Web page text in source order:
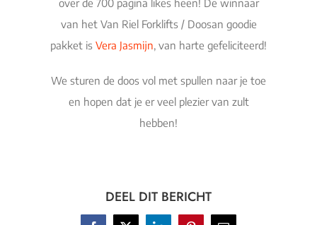
over de 700 pagina likes heen! De winnaar
van het Van Riel Forklifts / Doosan goodie
pakket is Vera Jasmijn, van harte gefeliciteerd!
We sturen de doos vol met spullen naar je toe
en hopen dat je er veel plezier van zult
hebben!
DEEL DIT BERICHT